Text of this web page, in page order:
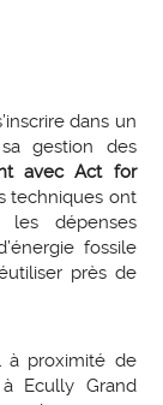
dans un
gestion des
avec Act for
techniques ont
dépenses
fossile
près de
à proximité de
Ecully Grand